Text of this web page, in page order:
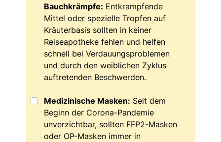
Bauchkrämpfe: Entkrampfende
Mittel oder spezielle Tropfen auf
Kräuterbasis sollten in keiner
Reiseapotheke fehlen und helfen
schnell bei Verdauungsproblemen
und durch den weiblichen Zyklus
auftretenden Beschwerden.
Medizinische Masken: Seit dem
Beginn der Corona-Pandemie
unverzichtbar, sollten FFP2-Masken
oder OP-Masken immer in